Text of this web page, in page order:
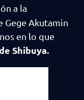
a la
Gege Akutamin
en lo que
Shibuya.